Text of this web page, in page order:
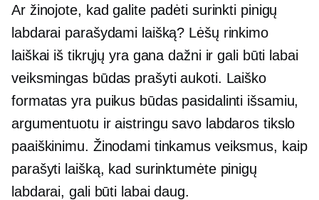
Ar žinojote, kad galite padėti surinkti pinigų
labdarai parašydami laišką? Lėšų rinkimo
laiškai iš tikrųjų yra gana dažni ir gali būti labai
veiksmingas būdas prašyti aukoti. Laiško
formatas yra puikus būdas pasidalinti išsamiu,
argumentuotu ir aistringu savo labdaros tikslo
paaiškinimu. Žinodami tinkamus veiksmus, kaip
parašyti laišką, kad surinktumėte pinigų
labdarai, gali būti labai daug.